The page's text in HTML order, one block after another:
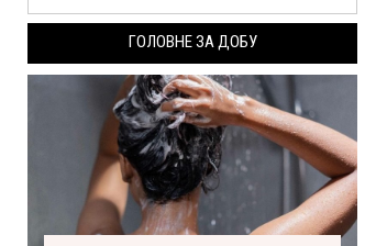
ГОЛОВНЕ ЗА ДОБУ